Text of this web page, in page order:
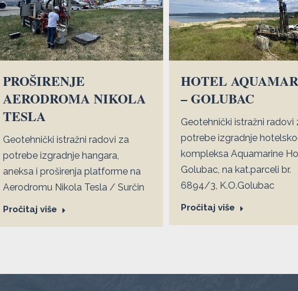
PROŠIRENJE
AERODROMA NIKOLA
TESLA
Geotehnički istražni radovi za
potrebe izgradnje hangara,
aneksa i proširenja platforme na
Aerodromu Nikola Tesla / Surčin
Pročitaj više
HOTEL
– GOLUBAC
Geotehnički istražni radovi
potrebe izgradnje
kompleksa Aquamarine
Golubac, na kat.parceli br.
6894/3, K.O.Golubac
Pročitaj više